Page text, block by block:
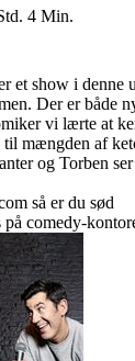
4 Min.
et show i denne
Der er både
vi lærte at
mængden af
og Torben
så er du sød
comedy-